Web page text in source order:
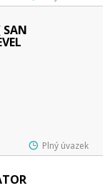
SAN
Plný úvazek